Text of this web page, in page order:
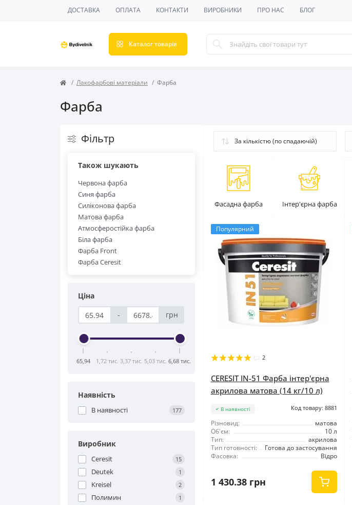
ДОСТАВКА ОПЛАТА КОНТАКТИ ВИРОБНИКИ ПРО НАС БЛОГ
Каталог товарів
Лакофарбові матеріали Фарба
Фарба
Фільтр
Також шукають
Червона фарба
Синя фарба
Силіконова фарба
Матова фарба
Атмосферостійка фарба
Біла фарба
Фарба Front
Фарба Ceresit
Ціна
-
грн
65,94 1,72 тис. 3,37 тис. 5,03 тис. 6,68 тис.
Наявність
В наявності 177
Виробник
Ceresit 15
Deutek 1
Kreisel 2
Полимин 1
Фасадна фарба Інтер'єрна фарба
Популярний
2
CERESIT IN-51 Фарба інтер'єрна
акрилова матова (14 кг/10 л)
В наявності Код товару: 8881
Різновид:
матова
Об'єм:
10 л
Тип:
акрилова
Тип готовності:
Готова до застосування
Фасовка:
Відро
1 430.38 грн